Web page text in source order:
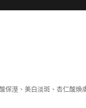
保溼、美白淡斑、杏仁酸煥